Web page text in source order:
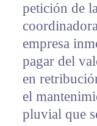
petición de
empresa
pagar del
en
el
pluvial que